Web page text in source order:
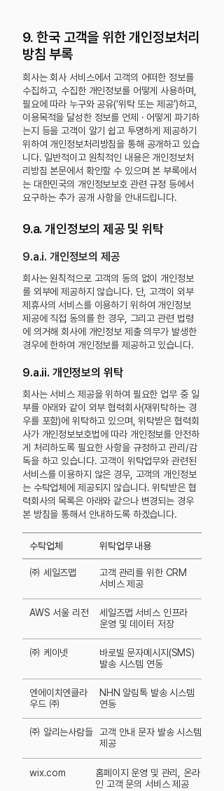
9. 한국 고객을 위한 개인정보처리
방침 부록
회사는 회사 서비스에서 고객의 어떠한 정보를
수집하고, 수집한 개인정보를 어떻게 사용하며,
필요에 따라 누구와 공유(‘위탁 또는 제공’)하고,
이용목적을 달성한 정보를 언제 · 어떻게 파기하
는지 등을 고객이 알기 쉽고 투명하게 제공하기
위하여 개인정보처리방침을 통해 공개하고 있습
니다. 일반적이고 원칙적인 내용은 개인정보처
리방침 본문에서 확인할 수 있으며 본 부록에서
는 대한민국의 개인정보보호 관련 규정 등에서
요구하는 추가 공개 사항을 안내드립니다.
9.a. 개인정보의 제공 및 위탁
9.a.i. 개인정보의 제공
회사는 원칙적으로 고객의 동의 없이 개인정보
를 외부에 제공하지 않습니다. 단, 고객이 외부
제휴사의 서비스를 이용하기 위하여 개인정보
제공에 직접 동의를 한 경우, 그리고 관련 법령
에 의거해 회사에 개인정보 제출 의무가 발생한
경우에 한하여 개인정보를 제공하고 있습니다.
9.a.ii. 개인정보의 위탁
회사는 서비스 제공을 위하여 필요한 업무 중 일
부를 아래와 같이 외부 협력회사(재위탁하는 경
우를 포함)에 위탁하고 있으며, 위탁받은 협력회
사가 개인정보보호법에 따라 개인정보를 안전하
게 처리하도록 필요한 사항을 규정하고 관리/감
독을 하고 있습니다. 고객이 위탁업무와 관련된
서비스를 이용하지 않은 경우, 고객의 개인정보
는 수탁업체에 제공되지 않습니다.위탁받은 협
력회사의 목록은 아래와 같으나 변경되는 경우
본 방침을 통해서 안내하도록 하겠습니다.
수탁업체 위탁업무 내용
㈜ 세일즈맵
고객 관리를 위한 CRM
서비스 제공
AWS 서울 리전
세일즈맵 서비스 인프라
운영 및 데이터 저장
㈜ 케이넷
바로빌 문자메시지(SMS)
발송 시스템 연동
엔에이치엔클라
우드 ㈜
NHN 알림톡 발송 시스템
연동
㈜ 알리는사람들
고객 안내 문자 발송 시스템
제공
wix.com
홈페이지 운영 및 관리, 온라
인 고객 문의 서비스 제공